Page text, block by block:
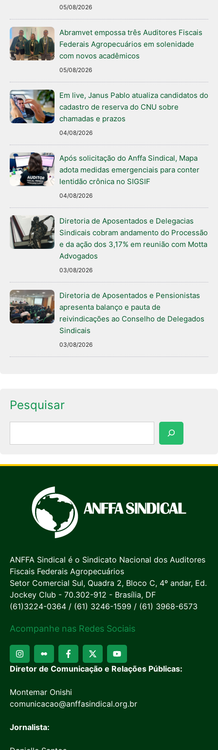
05/08/2026
Abramvet empossa três Auditores Fiscais
Federais Agropecuários em solenidade
com novos acadêmicos
05/08/2026
Em live, Janus Pablo atualiza candidatos do
cadastro de reserva do CNU sobre
chamadas e prazos
04/08/2026
Após solicitação do Anffa Sindical, Mapa
adota medidas emergenciais para conter
lentidão crônica no SIGSIF
04/08/2026
Diretoria de Aposentados e Delegacias
Sindicais cobram andamento do Processão
e da ação dos 3,17% em reunião com Motta
Advogados
03/08/2026
Diretoria de Aposentados e Pensionistas
apresenta balanço e pauta de
reivindicações ao Conselho de Delegados
Sindicais
03/08/2026
Pesquisar
ANFFA Sindical é o Sindicato Nacional dos Auditores
Fiscais Federais Agropecuários
Setor Comercial Sul, Quadra 2, Bloco C, 4º andar, Ed.
Jockey Club - 70.302-912 - Brasília, DF
(61)3224-0364 / (61) 3246-1599 / (61) 3968-6573
Acompanhe nas Redes Sociais
Diretor de Comunicação e Relações Públicas:
Montemar Onishi
comunicacao@anffasindical.org.br
Jornalista: